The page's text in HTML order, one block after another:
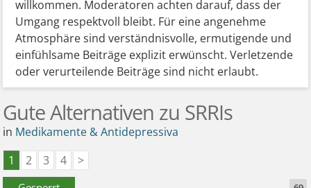
willkommen. Moderatoren achten darauf, dass der
Umgang respektvoll bleibt. Für eine angenehme
Atmosphäre sind verständnisvolle, ermutigende und
einfühlsame Beiträge explizit erwünscht. Verletzende
oder verurteilende Beiträge sind nicht erlaubt.
Gute Alternativen zu SRRIs
in Medikamente & Antidepressiva
1
2 3 4 >